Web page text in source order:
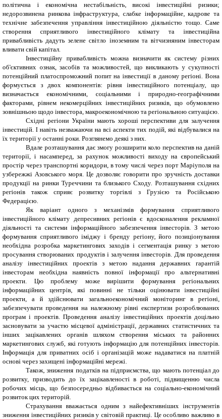
політична і економічна нестабільність, високі інвестиційні ризики;
недорозвинена ринкова інфраструктура, слабке інформаційне, кадрове та
технічне забезпечення управління інвестиційною діяльністю тощо. Саме
створення сприятливого інвестиційного клімату та інвестиційна
привабливість дадуть зелене світло іноземним та вітчизняним інвесторам
вливати свій капітал.
Інвестиційну привабливість можна визначити як систему різних
об'єктивних ознак, засобів та можливостей, що викликають у сукупності
потенційний платоспроможний попит на інвестиції в даному регіоні. Вона
формується з двох компонентів: рівня інвестиційного потенціалу, що
визначається економічними, соціальними і природно-географічними
факторами, рівнем некомерційних інвестиційних ризиків, що обумовлено
зовнішньою щодо інвестора, макроекономічною та регіональною ситуацією.
Східні регіони України мають хороші перспективи для залучення
інвестицій. І навіть незважаючи на всі аспекти тих подій, які відбувалися на
їх території у останні роки. Розглянемо деякі з них.
Вдале розташування дає змогу розширити коло перспектив на даній
території, і насамперед, за рахунок можливості виходу на європейський
простір через транспортні коридори, в тому числі через порт Маріуполя на
узбережжі Азовського моря. Це дозволяє говорити про зручність доставки
продукції на ринки Туреччини та близького Сходу. Розташування східних
регіонів також сприяє розвитку торгівлі з Грузією та Російською
Федерацією.
Як варіант одного з механізмів формування сприятливого
інвестиційного клімату депресивних регіонів є вдосконалення рекламної
діяльності та системи інформаційного забезпечення інвесторів. З метою
формування сприятливого іміджу і бренду регіону, його позиціонування
необхідна розробка маркетингових заходів і сегментація ринку з метою
просування створюваних продуктів і залучення інвесторів. Для проведення
аналізу інвестиційних проектів з метою надання державних гарантій
інвесторам необхідна наявність повної інформації про альтернативні
проекти. Цю проблему може вирішити формування регіональних
інформаційних центрів, які повинні не тільки оцінювати інвестиційні
проекти, а й здійснювати загальноекономічний моніторинг в регіоні,
забезпечувати проведення на належному рівні експертизи розроблюваних
програм і проектів. Проведення аналізу інвестиційних проектів доцільно
засновувати за участю місцевої адміністрації, державних статистичних та
інших зацікавлених органів шляхом створення міських та районних
маркетингових служб, які готують інформацію для потенційних інвесторів.
Інформація для приватних осіб і організацій може надаватися на платній
основі через захищені інформаційні мережі.
Також, зниження податків на підприємства, що мають потенціал до
розвитку, призводить до їх зацікавленості в роботі, підвищенню числа
робочих місць, що безпосередньо відбивається на соціально-економічний
розвиток цих територій.
Страхування вважається одним з найефективніших інструментів
зниження інвестиційних ризиків у світовій практиці. Це особливо важливо в